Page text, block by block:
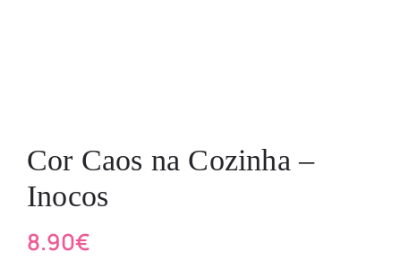
Cor Caos na Cozinha –
Inocos
8.90€